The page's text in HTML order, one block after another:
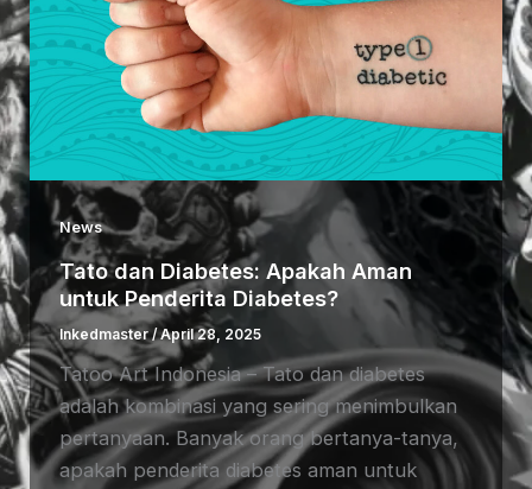
News
Tato dan Diabetes: Apakah Aman
untuk Penderita Diabetes?
Inkedmaster/April 28, 2025
Tatoo Art Indonesia – Tato dan diabetes
adalah kombinasi yang sering menimbulkan
pertanyaan. Banyak orang bertanya-tanya,
apakah penderita diabetes aman untuk